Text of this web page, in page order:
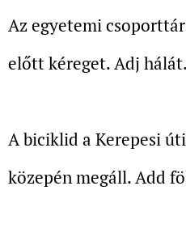
Az egyetemi
előtt kéreget. Adj hálát.
A biciklid a Kerepesi
közepén megáll. Add